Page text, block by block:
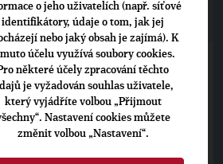
ignorovala doporučení
hazard
TOP 09 nepodpořili novou
Obecně závazný předpis,
o jeho uživatelích (např. síťové
identifikátory, údaje o tom, jak jej
nebo jaký obsah je zajímá). K
účelu využívá soubory cookies.
některé účely zpracování těchto
je vyžadován souhlas uživatele,
který vyjádříte volbou „Přijmout
Nastavení cookies můžete
změnit volbou „Nastavení“.